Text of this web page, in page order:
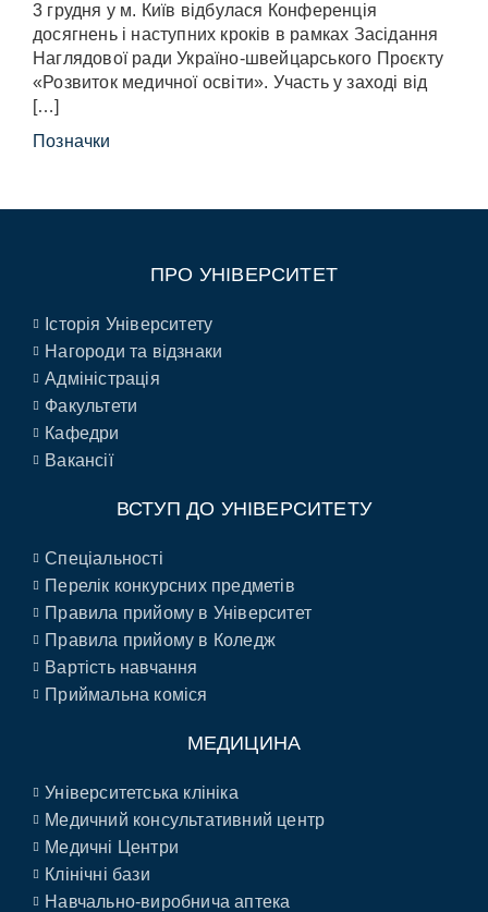
3 грудня у м. Київ відбулася Конференція
досягнень і наступних кроків в рамках Засідання
Наглядової ради Україно-швейцарського Проєкту
«Розвиток медичної освіти». Участь у заході від
[…]
Позначки
ПРО УНІВЕРСИТЕТ
Історія Університету
Нагороди та відзнаки
Адміністрація
Факультети
Кафедри
Вакансії
ВСТУП ДО УНІВЕРСИТЕТУ
Спеціальності
Перелік конкурсних предметів
Правила прийому в Університет
Правила прийому в Коледж
Вартість навчання
Приймальна коміся
МЕДИЦИНА
Університетська клініка
Медичний консультативний центр
Медичні Центри
Клінічні бази
Навчально-виробнича аптека